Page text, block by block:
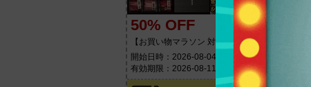
50% OFF
【お買い物マラソン 対象商品50%OFFクーポン】
開始日時：2026-08-04 20:00:00
有効期限：2026-08-11 01:59:00